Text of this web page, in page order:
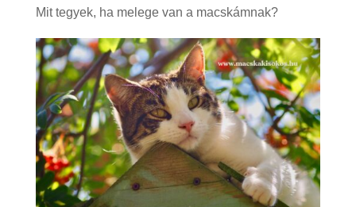
Mit tegyek, ha melege van a macskámnak?